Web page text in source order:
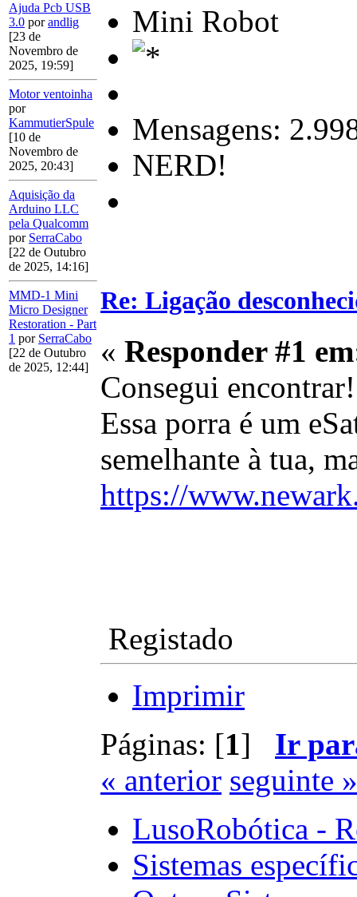
Ajuda Pcb USB
3.0 porandlig
[23 de
Novembro de
2025, 19:59]
Motor ventoinha
por
KammutierSpule
[10 de
Novembro de
2025, 20:43]
Aquisição da
Arduino LLC
pela Qualcomm
por SerraCabo
[22 de Outubro
de 2025, 14:16]
MMD-1 Mini
Micro Designer
Restoration - Part
1 por SerraCabo
[22 de Outubro
de 2025, 12:44]
Mini Robot
Mensagens:
NERD!
Re: Ligação
« Responder #1
Consegui encontrar!
Essa porra é um
semelhante à tua,
https://
Registado
Imprimir
Páginas: [1] Ir
« anterior seguinte »
LusoRobótica -
Sistemas